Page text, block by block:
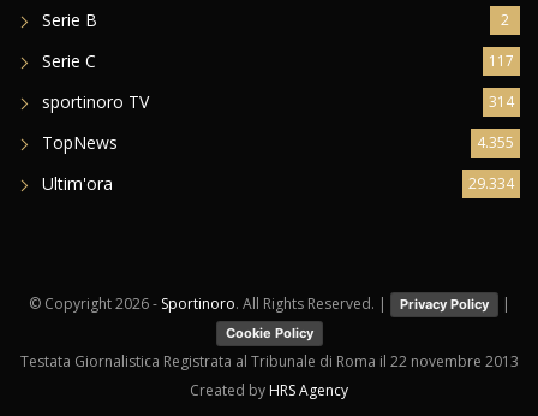
Serie B 2
Serie C 117
sportinoro TV 314
TopNews 4.355
Ultim'ora 29.334
© Copyright2026 - Sportinoro. All Rights Reserved. | Privacy Policy |
Cookie Policy
Testata Giornalistica Registrata al Tribunale di Roma il 22 novembre 2013
Created by HRS Agency